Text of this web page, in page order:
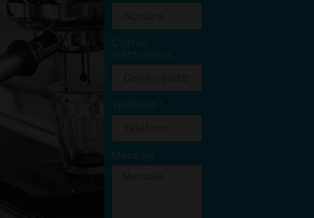
Correo
electrónico
Teléfono
Mensaje